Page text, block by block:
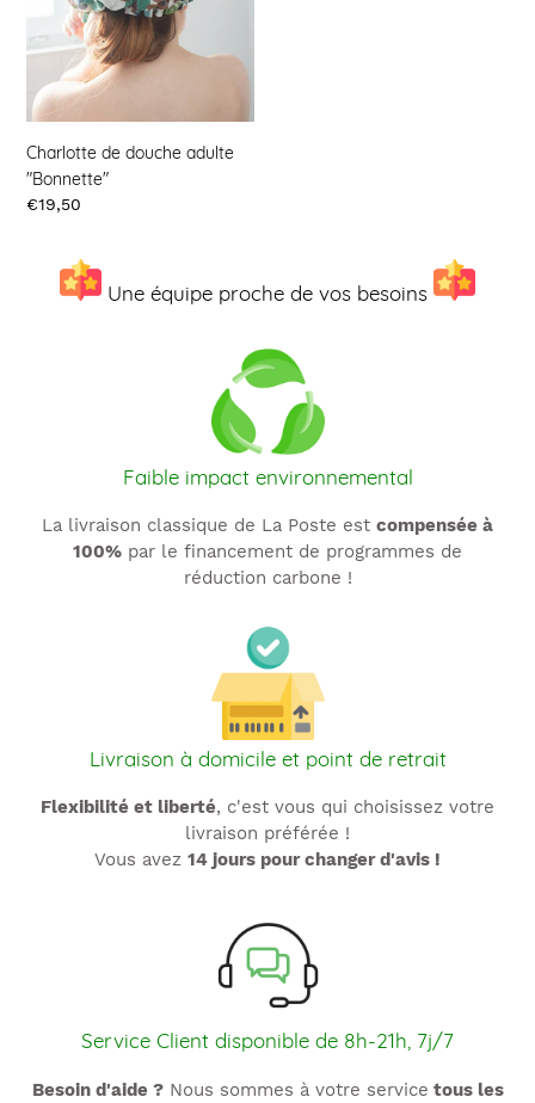
t
i
o
n
:
"Bonnette"
Charlotte de douche adulte
"Bonnette"
Prix
€19,50
Une équipe proche de vos besoins
Faible impact environnemental
La livraison classique de La Poste est compensée à
100% par le financement de programmes de
réduction carbone !
Livraison à domicile et point de retrait
Flexibilité et liberté, c'est vous qui choisissez votre
livraison préférée !
Vous avez 14 jours pour changer d'avis !
Service Client disponible de 8h-21h, 7j/7
Besoin d'aide ?Nous sommes à votre service tous les